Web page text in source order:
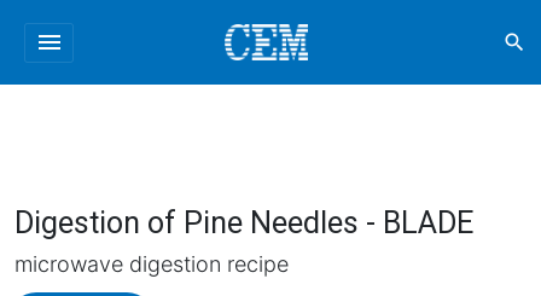
menu search
Digestion of Pine Needles - BLADE
microwave digestion recipe